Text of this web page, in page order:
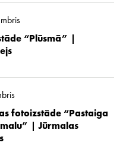
“Plūsmā” |
fotoizstāde “Pastaiga
| Jūrmalas